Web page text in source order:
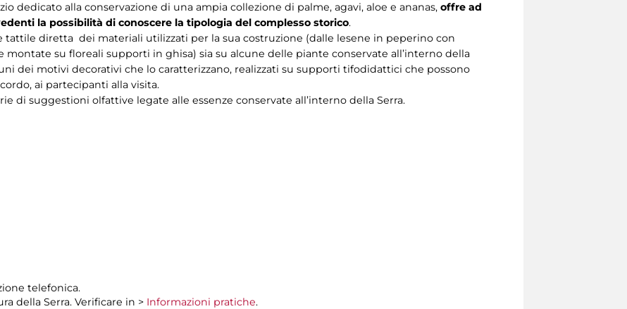
dedicato alla conservazione di una ampia collezione di palme, agavi, aloe e ananas, offre ad
la possibilità di conoscere la tipologia del complesso storico.
tattile diretta dei materiali utilizzati per la sua costruzione (dalle lesene in peperino con
montate su floreali supporti in ghisa) sia su alcune delle piante conservate all’interno della
dei motivi decorativi che lo caratterizzano, realizzati su supporti tifodidattici che possono
ai partecipanti alla visita.
di suggestioni olfattive legate alle essenze conservate all’interno della Serra.
telefonica.
della Serra. Verificare in > Informazioni pratiche.